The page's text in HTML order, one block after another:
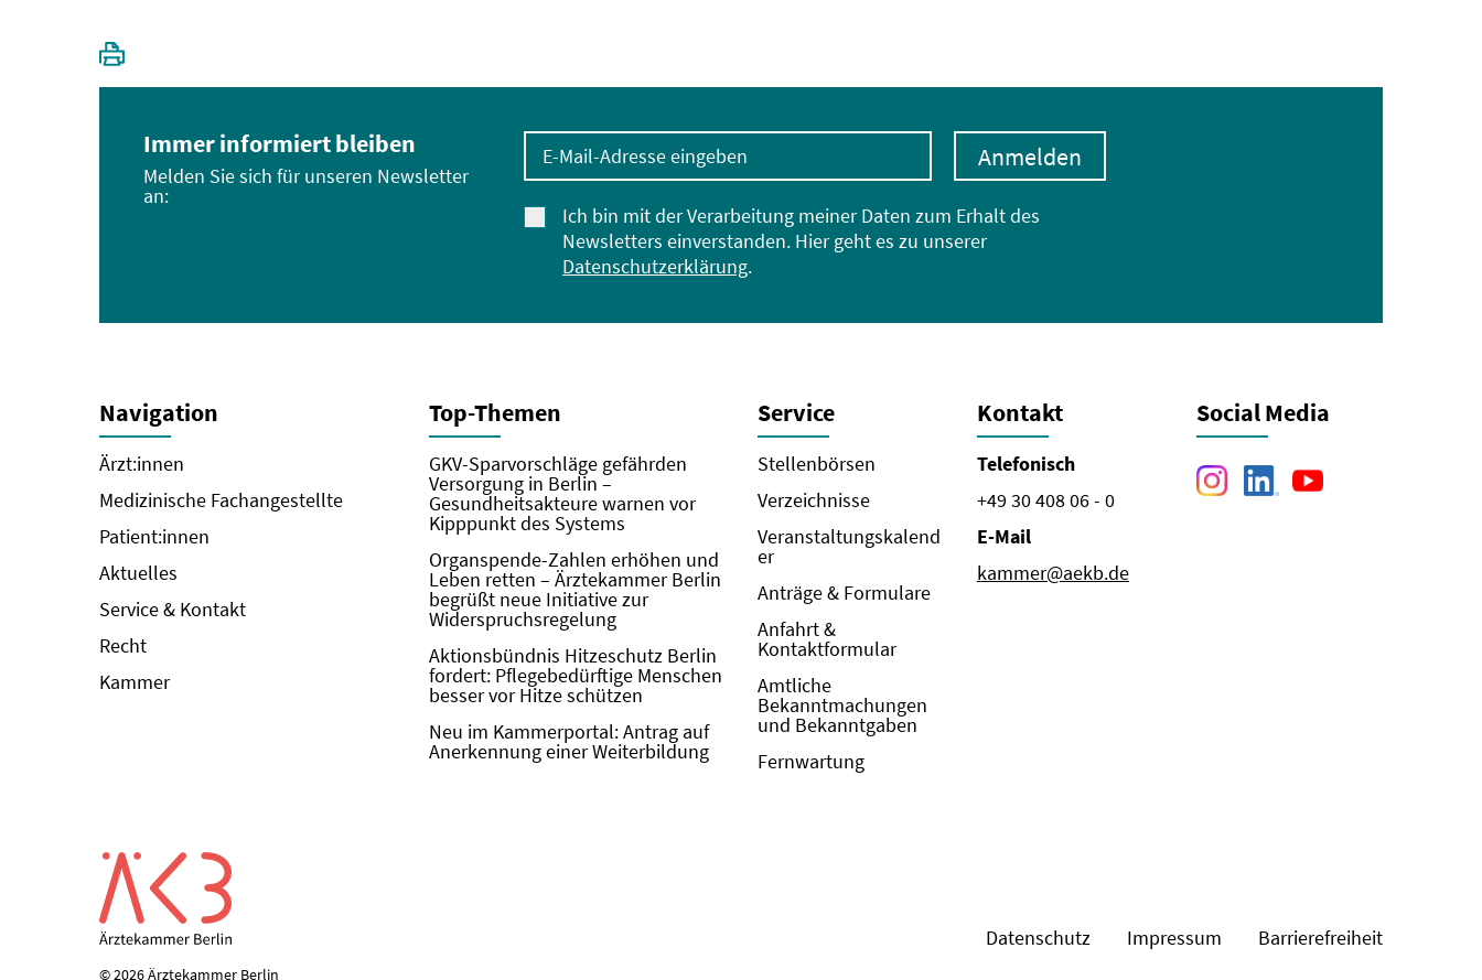
Immer informiert bleiben
Melden Sie sich für unseren Newsletter
an:
E-Mail-Adresse eingeben
Ich bin mit der Verarbeitung meiner Daten zum Erhalt des
Newsletters einverstanden. Hier geht es zu unserer
Datenschutzerklärung.
Anmelden
Navigation
Ärzt:innen
Medizinische Fachangestellte
Patient:innen
Aktuelles
Service & Kontakt
Recht
Kammer
Top-Themen
GKV-Sparvorschläge gefährden
Versorgung in Berlin –
Gesundheitsakteure warnen vor
Kipppunkt des Systems
Organspende-Zahlen erhöhen und
Leben retten – Ärztekammer Berlin
begrüßt neue Initiative zur
Widerspruchsregelung
Aktionsbündnis Hitzeschutz Berlin
fordert: Pflegebedürftige Menschen
besser vor Hitze schützen
Neu im Kammerportal: Antrag auf
Anerkennung einer Weiterbildung
Service
Stellenbörsen
Verzeichnisse
Veranstaltungskalend
er
Anträge & Formulare
Anfahrt &
Kontaktformular
Amtliche
Bekanntmachungen
und Bekanntgaben
Fernwartung
Kontakt
Telefonisch
+49 30 408 06 - 0
E-Mail
kammer@aekb.de
Social Media
Datenschutz Impressum Barrierefreiheit
© 2026 Ärztekammer Berlin